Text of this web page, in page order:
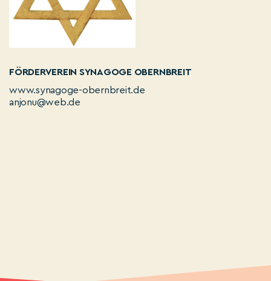
FÖRDERVEREIN SYNAGOGE OBERNBREIT
www.synagoge-obernbreit.de
anjonu@web.de